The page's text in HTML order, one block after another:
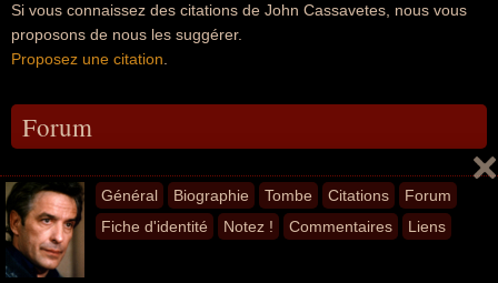
Général Biographie Tombe Citations
Forum
Fiche d'identité
Notez ! Commentaires Liens
Si vous connaissez des citations de John Cassavetes, nous vous
proposons de nous les suggérer.
Proposez une citation
Forum
Soyez le premierà poser une question sur John Cassavetes.